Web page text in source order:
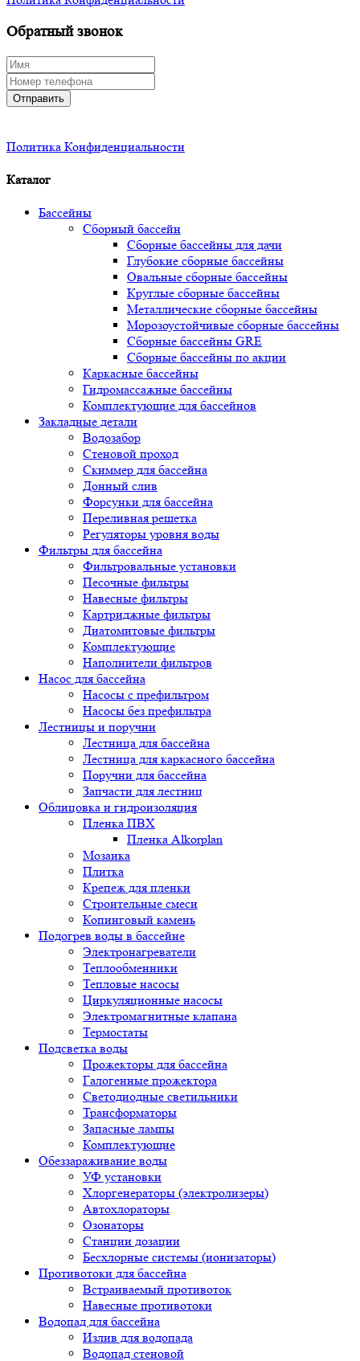
Обратный звонок
Отправить
Политика Конфиденциальности
Каталог
Бассейны
Сборный бассейн
Сборные бассейны для дачи
Глубокие сборные бассейны
Овальные сборные бассейны
Круглые сборные бассейны
Металлические сборные бассейны
Морозоустойчивые сборные бассейны
Сборные бассейны GRE
Сборные бассейны по акции
Каркасные бассейны
Гидромассажные бассейны
Комплектующие для бассейнов
Закладные детали
Водозабор
Стеновой проход
Скиммер для бассейна
Донный слив
Форсунки для бассейна
Переливная решетка
Регуляторы уровня воды
Фильтры для бассейна
Фильтровальные установки
Песочные фильтры
Навесные фильтры
Картриджные фильтры
Диатомитовые фильтры
Комплектующие
Наполнители фильтров
Насос для бассейна
Насосы с префильтром
Насосы без префильтра
Лестницы и поручни
Лестница для бассейна
Лестница для каркасного бассейна
Поручни для бассейна
Запчасти для лестниц
Облицовка и гидроизоляция
Пленка ПВХ
Пленка Alkorplan
Мозаика
Плитка
Крепеж для пленки
Строительные смеси
Копинговый камень
Подогрев воды в бассейне
Электронагреватели
Теплообменники
Тепловые насосы
Циркуляционные насосы
Электромагнитные клапана
Термостаты
Подсветка воды
Прожекторы для бассейна
Галогенные прожектора
Светодиодные светильники
Трансформаторы
Запасные лампы
Комплектующие
Обеззараживание воды
УФ установки
Хлоргенераторы (электролизеры)
Автохлораторы
Озонаторы
Станции дозации
Бесхлорные системы (ионизаторы)
Противотоки для бассейна
Встраиваемый противоток
Навесные противотоки
Водопад для бассейна
Излив для водопада
Водопад стеновой